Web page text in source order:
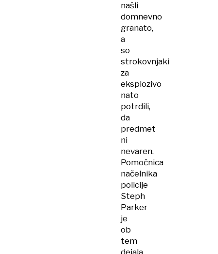
našli
domnevno
granato,
a
so
strokovnjaki
za
eksplozivo
nato
potrdili,
da
predmet
ni
nevaren.
Pomočnica
načelnika
policije
Steph
Parker
je
ob
tem